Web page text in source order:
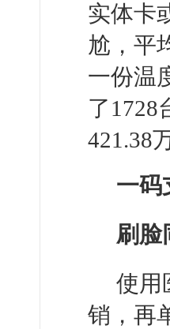
实体卡
尬，平
一份温
了1728
421.38
一码
刷脸
使用
销，再